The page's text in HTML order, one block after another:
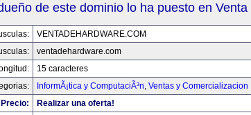
de este dominio lo ha puesto en Venta
VENTADEHARDWARE.COM
ventadehardware.com
15 caracteres
InformÃ¡tica y ComputaciÃ³n, Ventas y Comercializacion
Precio:
Realizar una oferta!